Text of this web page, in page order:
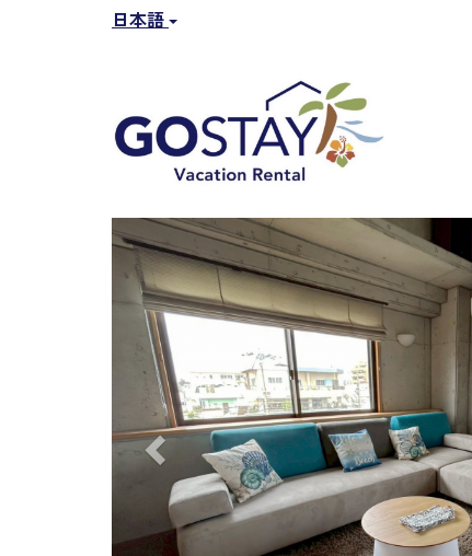
日本語
Previous